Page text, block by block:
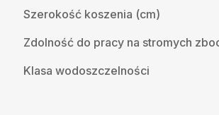
Szerokość koszenia (cm)
Zdolność do pracy na stromych
Klasa wodoszczelności